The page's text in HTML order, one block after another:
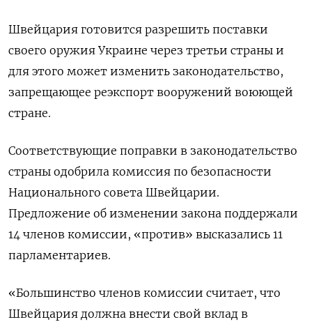
Швейцария готовится разрешить поставки
своего оружия Украине через третьи страны и
для этого может изменить законодательство,
запрещающее реэкспорт вооружений воюющей
стране.
Соответствующие поправки в законодательство
страны одобрила комиссия по безопасности
Национального совета Швейцарии.
Предложение об изменении закона поддержали
14 членов комиссии, «против» высказались 11
парламентариев.
«Большинство членов комиссии считает, что
Швейцария должна внести свой вклад в